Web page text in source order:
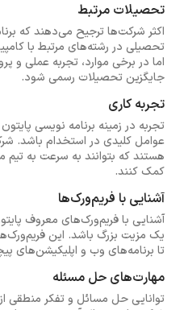
تحصیلات مرتبط
اکثر شرکت‌ها ترجیح می‌دهند که
اما در برخی موارد، تجربه عملی و
جایگزین تحصیلات رسمی شود.
تجربه کاری
تجربه در زمینه برنامه نویسی
عوامل کلیدی در استخدام باشد.
هستند که بتوانند به سرعت به
کمک کنند.
آشنایی با فریم‌ورک‌ها
یک مزیت بزرگ باشد. این
تا برنامه‌های وب و اپلیکیشن‌های
مهارت‌های حل مسئله
توانایی حل مسائل و تفکر منطقی